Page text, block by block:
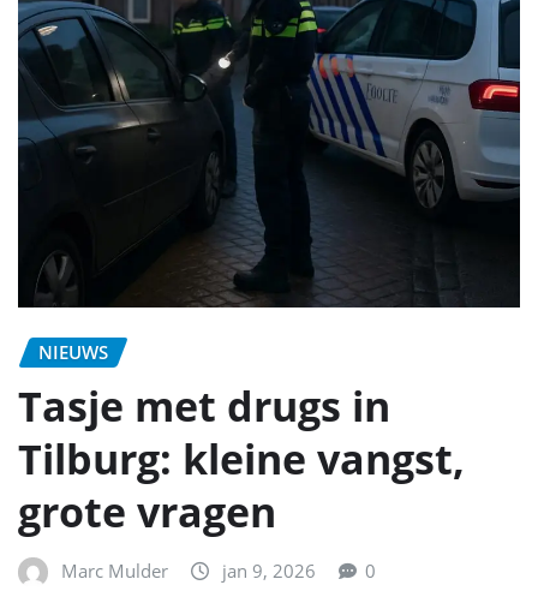
NIEUWS
Tasje met drugs in
Tilburg: kleine vangst,
grote vragen
Marc Mulder jan 9, 2026 0